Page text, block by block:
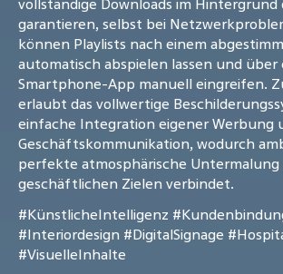
vollständige Downloads im Hintergrund
garantieren, selbst bei
können Playlists nach einem
automatisch abspielen lassen und über
Smartphone-App manuell eingreifen.
erlaubt das vollwertige
einfache Integration eigener Werbung
Geschäftskommunikation, wodurch
perfekte atmosphärische Untermalung
geschäftlichen Zielen verbindet.
#KünstlicheIntelligenz
#Interiordesign #DigitalSignage
#VisuelleInhalte